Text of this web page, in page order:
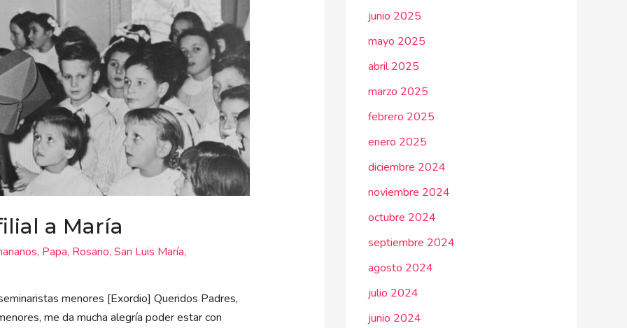
a María
, Papa, Rosario, San Luis María,
menores [Exordio] Queridos Padres,
me da mucha alegría poder estar con
junio 2025
mayo 2025
abril 2025
marzo 2025
febrero 2025
enero 2025
diciembre 2024
noviembre 2024
octubre 2024
septiembre 2024
agosto 2024
julio 2024
junio 2024